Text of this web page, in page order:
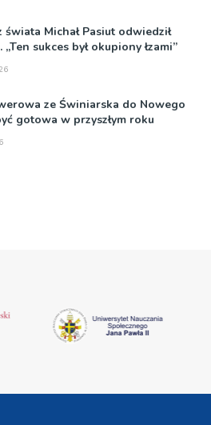
Michał Pasiut odwiedził
„Ten sukces był okupiony łzami”
ze Świniarska do Nowego
gotowa w przyszłym roku